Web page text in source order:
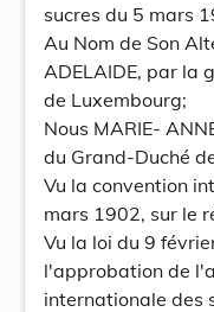
sucres du 5 mars
Au Nom de Son
ADELAIDE, par la
de Luxembourg;
Nous MARIE-
du Grand-Duché
Vu la convention
mars 1902, sur le
Vu la loi du 9
l'approbation de
internationale des